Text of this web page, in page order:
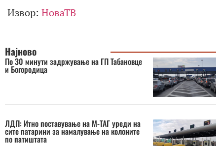
Извор: НоваТВ
Најново
По 30 минути задржување на ГП Табановце
и Богородица
ЛДП: Итно поставување на М-ТАГ уреди на
сите патарини за намалување на колоните
по патиштата